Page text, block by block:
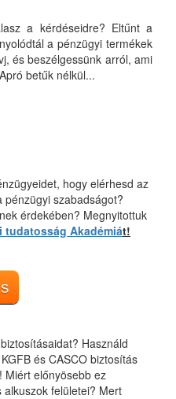
a kérdéseidre? Eltűnt a
a pénzügyi termékek
és beszélgessünk arról, ami
betűk nélkül...
hogy elérhesd az
szabadságot?
érdekében? Megnyitottuk
tudatosság Akadémiát!
Használd
és CASCO biztosítás
Miért előnyösebb ez
felületei? Mert